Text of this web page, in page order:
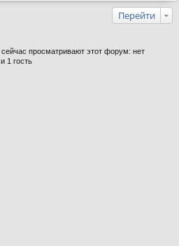
Перейти
просматривают этот форум: нет
1 гость